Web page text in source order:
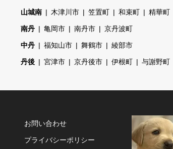
山城南 木津川市 笠置町 和束町 精華町
南丹 亀岡市 南丹市 京丹波町
中丹 福知山市 舞鶴市 綾部市
丹後 宮津市 京丹後市 伊根町 与謝野町
お問い合わせ
プライバシーポリシー